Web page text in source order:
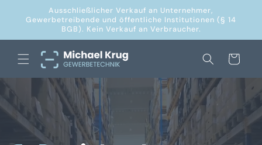
Inhalt
Ausschließlicher Verkauf an Unternehmer,
Gewerbetreibende und öffentliche Institutionen (§ 14
BGB). Kein Verkauf an Verbraucher.
Warenkorb